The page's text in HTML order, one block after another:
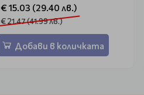
€ 15.03 (29.40 лв.)
€ 21.47 (41.99 лв.)
Добави в количката